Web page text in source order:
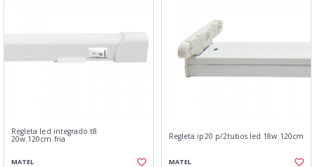
Regleta led integrado t8
20w.120cm.fria
MATEL
Regleta ip20 p/2tubos led 18w.120cm
MATEL